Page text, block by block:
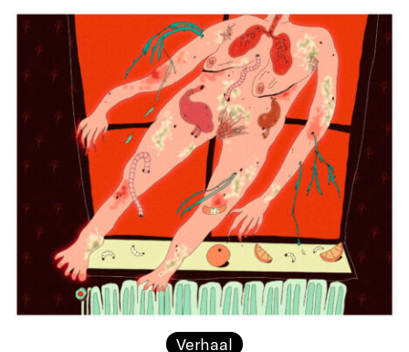
Verhaal